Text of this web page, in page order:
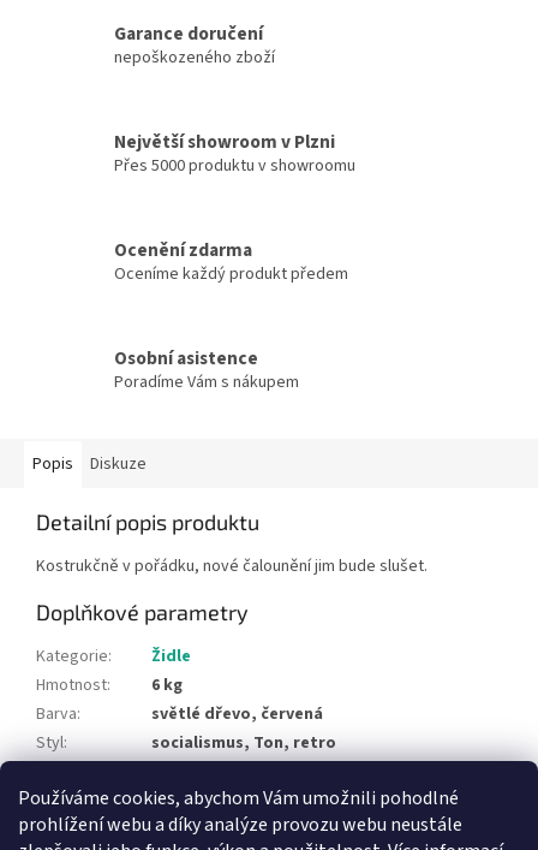
Používáme cookies, abychom Vám umožnili pohodlné
prohlížení webu a díky analýze provozu webu neustále
Garance doručení
nepoškozeného zboží
Největší showroom v Plzni
Přes 5000 produktu v showroomu
Ocenění zdarma
Oceníme každý produkt předem
Osobní asistence
Poradíme Vám s nákupem
Popis Diskuze
Detailní popis produktu
Kostrukčně v pořádku, nové čalounění jim bude slušet.
Doplňkové parametry
Kategorie:
Židle
Hmotnost:
6 kg
Barva:
světlé dřevo, červená
Styl:
socialismus, Ton, retro
Položka byla vyprodána…